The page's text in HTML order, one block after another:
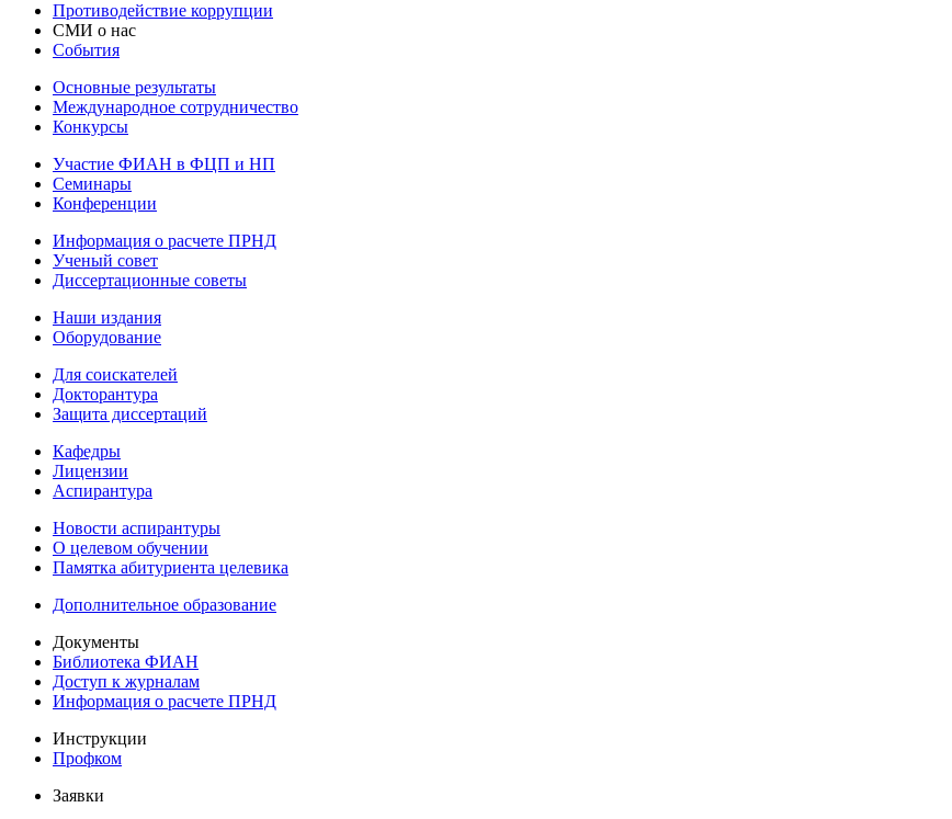
Противодействие коррупции
СМИ о нас
События
Основные результаты
Международное сотрудничество
Конкурсы
Участие ФИАН в ФЦП и НП
Семинары
Конференции
Информация о расчете ПРНД
Ученый совет
Диссертационные советы
Наши издания
Оборудование
Для соискателей
Докторантура
Защита диссертаций
Кафедры
Лицензии
Аспирантура
Новости аспирантуры
О целевом обучении
Памятка абитуриента целевика
Дополнительное образование
Документы
Библиотека ФИАН
Доступ к журналам
Информация о расчете ПРНД
Инструкции
Профком
Заявки